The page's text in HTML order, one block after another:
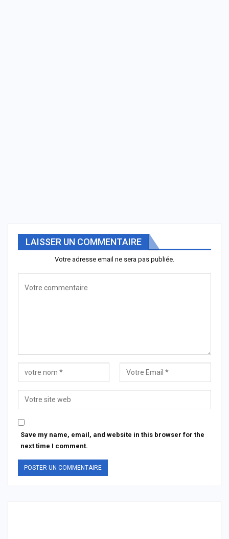
LAISSER UN COMMENTAIRE
Votre adresse email ne sera pas publiée.
Save my name, email, and website in this browser for the
next time I comment.